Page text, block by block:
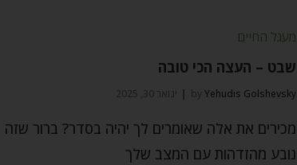
מעגל החיים
שבט – העצה הכי טובה
by Yehudis Golshevsky ינואר 30, 2025
מכירים את אלה שאומרים לך יהיה בסדר? ברור שזה
נובע מהזדהות עם המצב שלך